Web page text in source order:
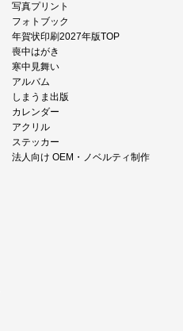
写真プリント
フォトブック
年賀状印刷2027年版TOP
喪中はがき
寒中見舞い
アルバム
しまうま出版
カレンダー
アクリル
ステッカー
法人向け OEM・ノベルティ制作